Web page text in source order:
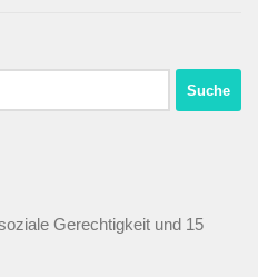
Gerechtigkeit und 15